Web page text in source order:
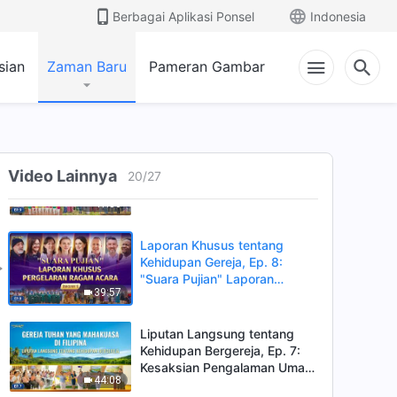
Berbagai Aplikasi Ponsel Indonesia
Zaman Baru Pameran Gambar
Video Lainnya 20/27
55:24
Pertunjukan Ragam Tahun
(Bagian 1)
Liputan Langsung tentang
Terang Keselamatan
41:36
Laporan Khusus tentang
Kehidupan Gereja, Ep. 9:
39:57
Laporan Khusus tentang
Kehidupan Gereja, Ep. 8:
"Suara Pujian" Laporan
44:08
Liputan Langsung tentang
Kehidupan Bergereja, Ep. 7:
Kesaksian Pengalaman Umat